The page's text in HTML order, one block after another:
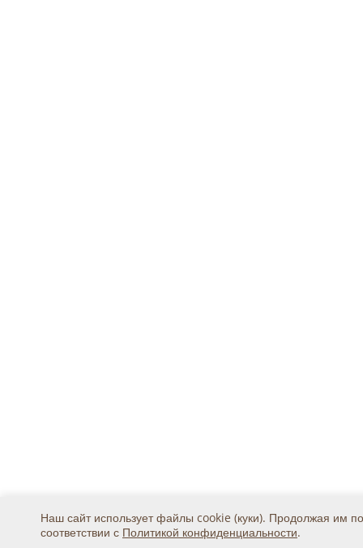
Наш сайт использует файлы cookie (куки). Продолжая им
соответствии с Политикой конфиденциальности.